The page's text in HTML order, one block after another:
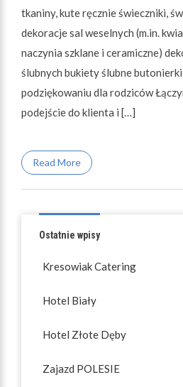
tkaniny, kute ręcznie świeczniki,
dekoracje sal weselnych (m.in.
naczynia szklane i ceramiczne)
ślubnych bukiety ślubne
podziękowaniu dla rodziców
podejście do klienta i […]
Read More
Ostatnie wpisy
Kresowiak Catering
Hotel Biały
Hotel Złote Dęby
Zajazd POLESIE